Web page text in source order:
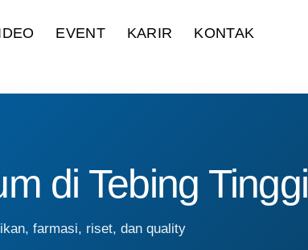
EVENT KARIR KONTAK
di Tebing Tinggi
farmasi, riset, dan quality